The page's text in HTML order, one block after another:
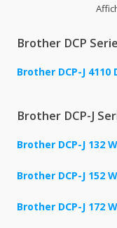
Brother DCP
Brother DCP-J 4110
Brother DCP-J
Brother DCP-J 132 W
Brother DCP-J 152 W
Brother DCP-J 172 W